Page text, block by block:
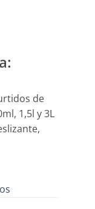
de
1,5l y 3L